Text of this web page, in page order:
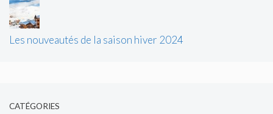
Les nouveautés de la saison hiver 2024
CATÉGORIES